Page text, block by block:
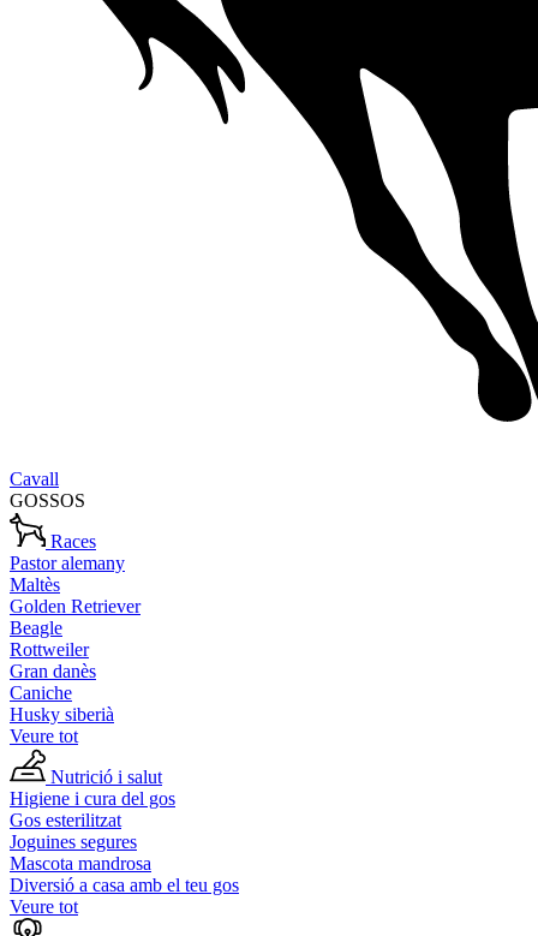
Cavall
GOSSOS
Races
Pastor alemany
Maltès
Golden Retriever
Beagle
Rottweiler
Gran danès
Caniche
Husky siberià
Veure tot
Nutrició i salut
Higiene i cura del gos
Gos esterilitzat
Joguines segures
Mascota mandrosa
Diversió a casa amb el teu gos
Veure tot